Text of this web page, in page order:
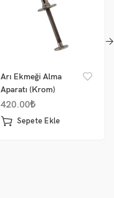
Arı Ekmeği Alma
Aparatı (Krom)
420.00₺
Sepete Ekle